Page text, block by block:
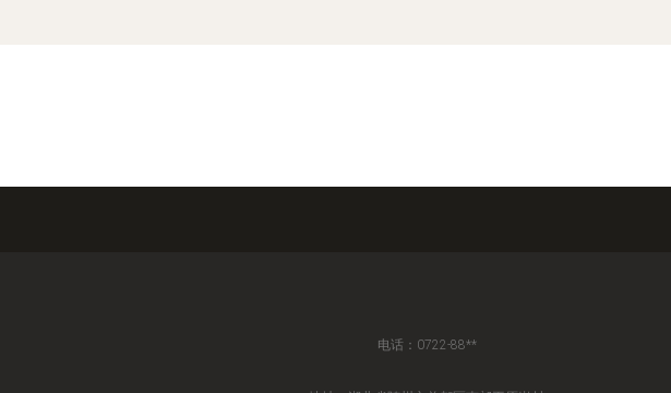
电话：0722-88**